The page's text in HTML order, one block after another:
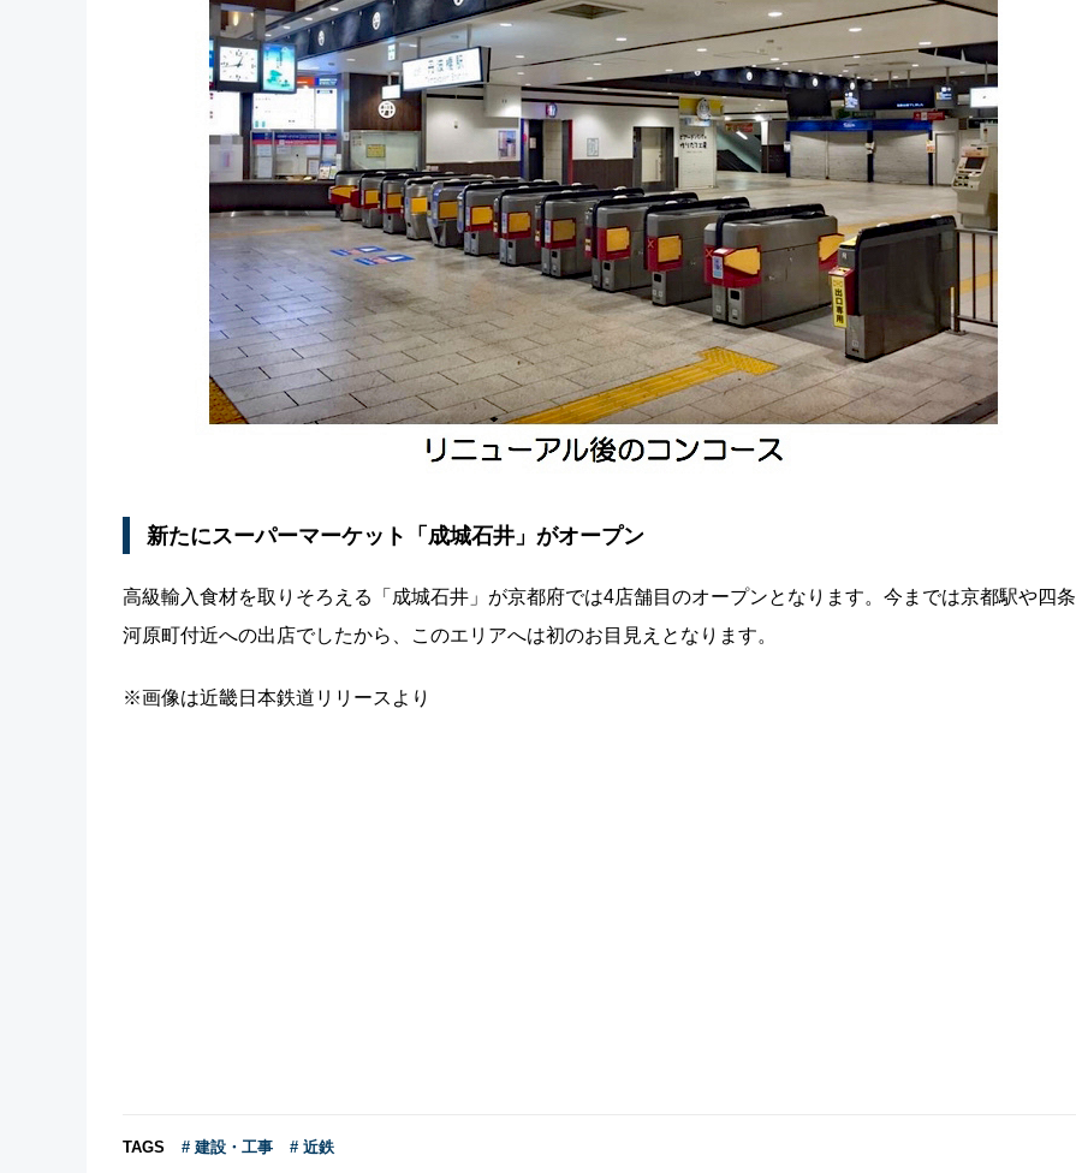
新たにスーパーマーケット「成城石井」がオープン
高級輸入食材を取りそろえる「成城石井」が京都府では4店舗目のオープンとなります。今までは京都駅や四条
河原町付近への出店でしたから、このエリアへは初のお目見えとなります。
※画像は近畿日本鉄道リリースより
TAGS # 建設・工事 # 近鉄